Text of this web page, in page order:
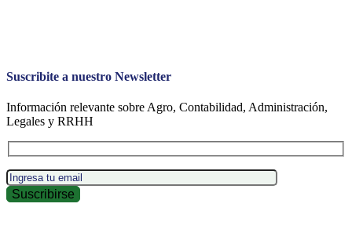
Suscribite a nuestro Newsletter
Información relevante sobre Agro, Contabilidad, Administración,
Legales y RRHH